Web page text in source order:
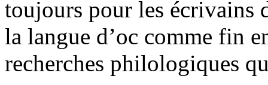
toujours pour les écrivains
la langue d’oc comme fin
recherches philologiques